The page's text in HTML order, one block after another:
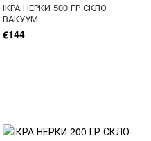
ІКРА НЕРКИ 500 ГР СКЛО
ВАКУУМ
€144